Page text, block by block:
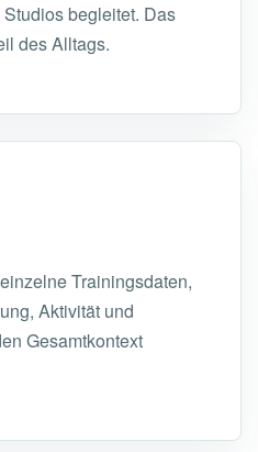
begleitet. Das
des Alltags.
Trainingsdaten,
Aktivität und
Gesamtkontext